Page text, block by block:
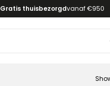
Gratis thuisbezorgdvanaf €950